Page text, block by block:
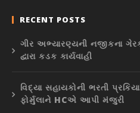
RECENT POSTS
ગીર અભ્યારણ્યની નજીકના
દ્વારા કડક કાર્યવાહી
વિદ્યા સહાયકોની ભરતી
ફોર્મુલાને HCએ આપી મંજુરી